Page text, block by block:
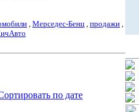
, Мерседес-Бенц , продажи ,
по дате